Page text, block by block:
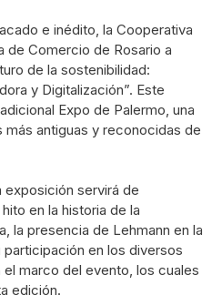
e inédito, la Cooperativa
de Comercio de Rosario a
de la sostenibilidad:
y Digitalización”. Este
Expo de Palermo, una
antiguas y reconocidas de
exposición servirá de
en la historia de la
la presencia de Lehmann en la
en los diversos
marco del evento, los cuales
edición.